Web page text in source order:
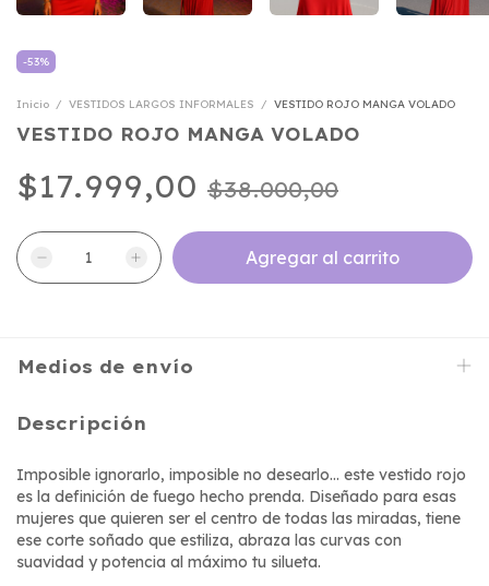
-53%
Inicio / VESTIDOS LARGOS INFORMALES / VESTIDO ROJO MANGA VOLADO
VESTIDO ROJO MANGA VOLADO
$17.999,00 $38.000,00
Medios de envío
Descripción
Imposible ignorarlo, imposible no desearlo… este vestido rojo
es la definición de fuego hecho prenda. Diseñado para esas
mujeres que quieren ser el centro de todas las miradas, tiene
ese corte soñado que estiliza, abraza las curvas con
suavidad y potencia al máximo tu silueta.